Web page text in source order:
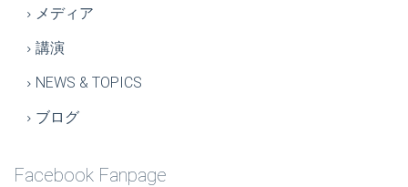
メディア
講演
NEWS & TOPICS
ブログ
Facebook Fanpage